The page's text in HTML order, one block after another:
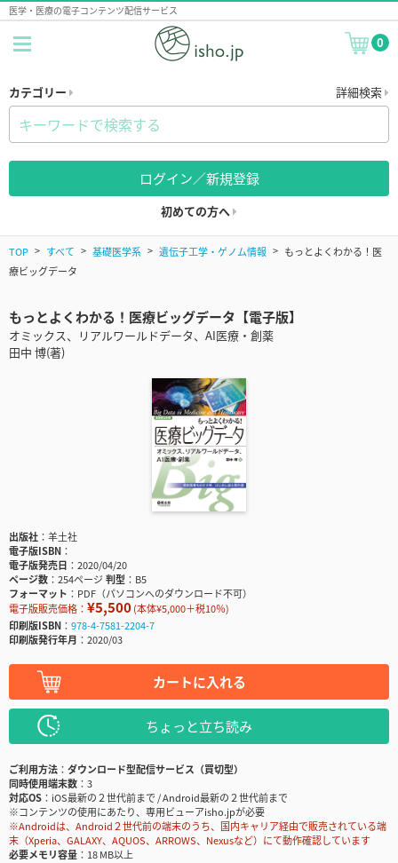
医学・医療の電子コンテンツ配信サービス
0
カテゴリー 詳細検索
ログイン／新規登録
初めての方へ
TOP すべて 基礎医学系 遺伝子工学・ゲノム情報
もっとよくわかる！医
療ビッグデータ
もっとよくわかる！医療ビッグデータ【電子版】
オミックス、リアルワールドデータ、AI医療・創薬
田中 博(著)
出版社
羊土社
電子版ISBN
電子版発売日
2020/04/20
ページ数
254ページ判型
B5
フォーマット
PDF（パソコンへのダウンロード不可）
電子版販売価格： ¥5,500(本体¥5,000＋税10％)
印刷版ISBN
978-4-7581-2204-7
印刷版発行年月
2020/03
カートに入れる
ちょっと立ち読み
ご利用方法
ダウンロード型配信サービス（買切型）
同時使用端末数
3
対応OS
iOS最新の２世代前まで / Android最新の２世代前まで
※コンテンツの使用にあたり、専用ビューアisho.jpが必要
※Androidは、Android２世代前の端末のうち、国内キャリア経由で販売されている端
末（Xperia、GALAXY、AQUOS、ARROWS、Nexusなど）にて動作確認しています
必要メモリ容量
18 MB以上